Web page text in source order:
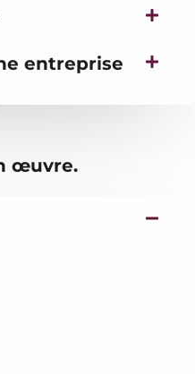
entreprise
œuvre.